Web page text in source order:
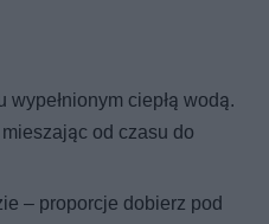
ciepłą wodą.
od czasu do
– proporcje dobierz pod